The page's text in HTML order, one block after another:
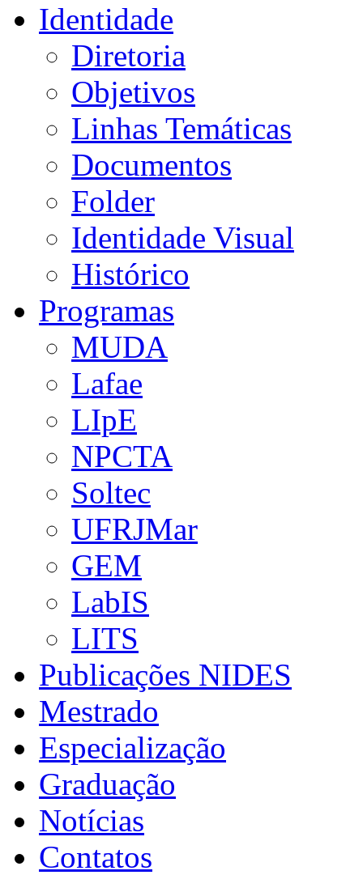
Identidade
Diretoria
Objetivos
Linhas Temáticas
Documentos
Folder
Identidade Visual
Histórico
Programas
MUDA
Lafae
LIpE
NPCTA
Soltec
UFRJMar
GEM
LabIS
LITS
Publicações NIDES
Mestrado
Especialização
Graduação
Notícias
Contatos